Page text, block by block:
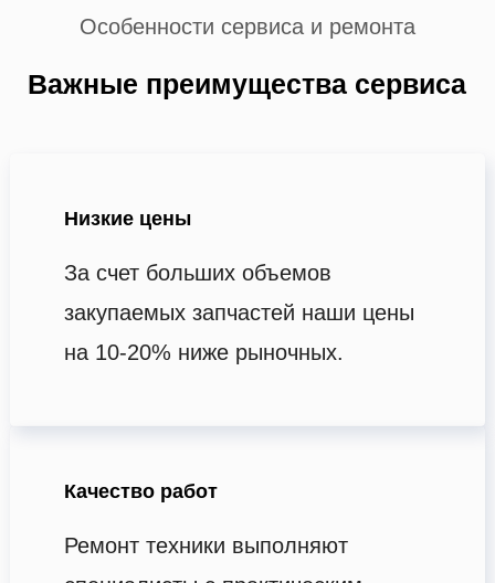
Особенности сервиса и ремонта
Важные преимущества сервиса
Низкие цены
За счет больших объемов
закупаемых запчастей наши цены
на 10-20% ниже рыночных.
Качество работ
Ремонт техники выполняют